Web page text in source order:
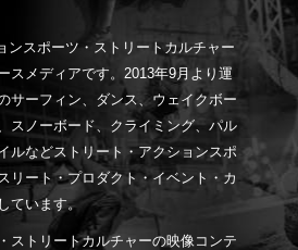
ンスポーツ・ストリートカルチャー
スメディアです。2013年9月より運
サーフィン、ダンス、ウェイクボー
スノーボード、クライミング、パル
ルなどストリート・アクションスポ
リート・プロダクト・イベント・カ
ています。
ストリートカルチャーの映像コンテ